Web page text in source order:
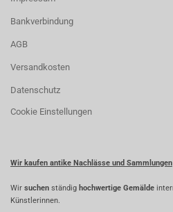
Bankverbindung
AGB
Versandkosten
Datenschutz
Cookie Einstellungen
Wir kaufen antike Nachlässe und Sammlungen
Wir suchen ständig hochwertige Gemälde
Künstlerinnen.